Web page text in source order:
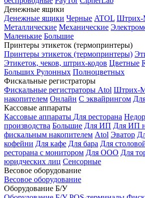
Денежные ящики
Денежные ящики Черные ATOL
Металлические Механические
Маленькие Большие
Принтеры этикеток (термопринтеры)
Принтеры этикеток (термопринтеры)
Этикеток, чеков, штрих-кодов Цветные
Больших Рулонных Полноцветных
Фискальные регистраторы
Фискальные регистраторы Atol Штрих-
накопителем Онлайн С эквайрингом
Кассовые аппараты
Кассовые аппараты Для ресторана
производства Большие Для ИП Для ИП
фискальным накопителем Atol Эватор
кофейни Для кафе Для бара Для
ресторана с монитором Для ООО Для
юридческих лиц Сенсорные
Весовое оборудование
Весовое оборудование
Оборудование Б/У